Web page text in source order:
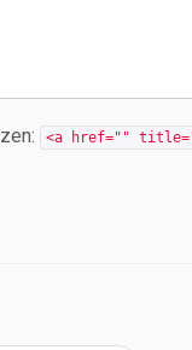
<a href=""